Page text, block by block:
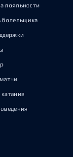
лояльности
болельщика